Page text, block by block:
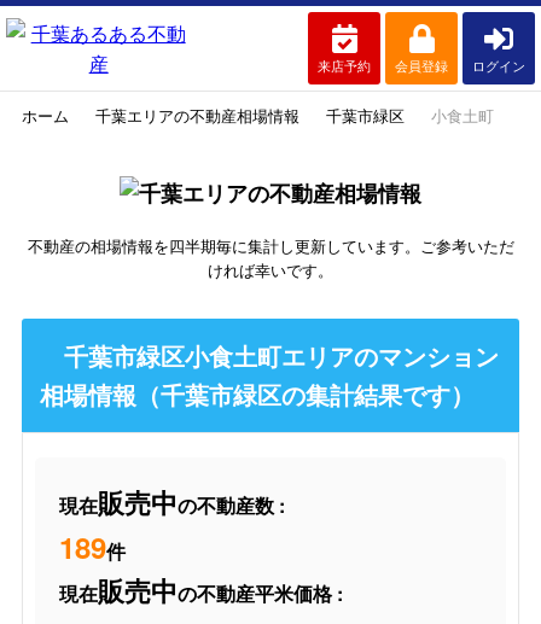
来店予約 会員登録 ログイン
ホーム 千葉エリアの不動産相場情報 千葉市緑区 小食土町
不動産の相場情報を四半期毎に集計し更新しています。ご参考いただ
ければ幸いです。
千葉市緑区小食土町エリアのマンション
相場情報（千葉市緑区の集計結果です）
現在販売中の不動産数 :
189件
現在販売中の不動産平米価格 :